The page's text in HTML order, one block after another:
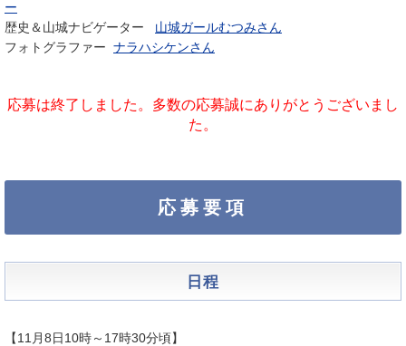
ー
歴史＆山城ナビゲーター 山城ガールむつみさん
フォトグラファー ナラハシケンさん
応募は終了しました。多数の応募誠にありがとうございまし
た。
応募要項
日程
【11月8日10時～17時30分頃】